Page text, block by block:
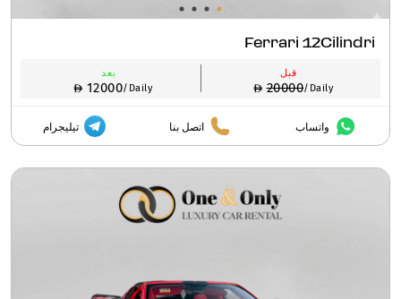
Ferrari 12Cilindri
قبل
20000/Daily
بعد
12000/Daily
واتساب اتصل بنا تيليجرام